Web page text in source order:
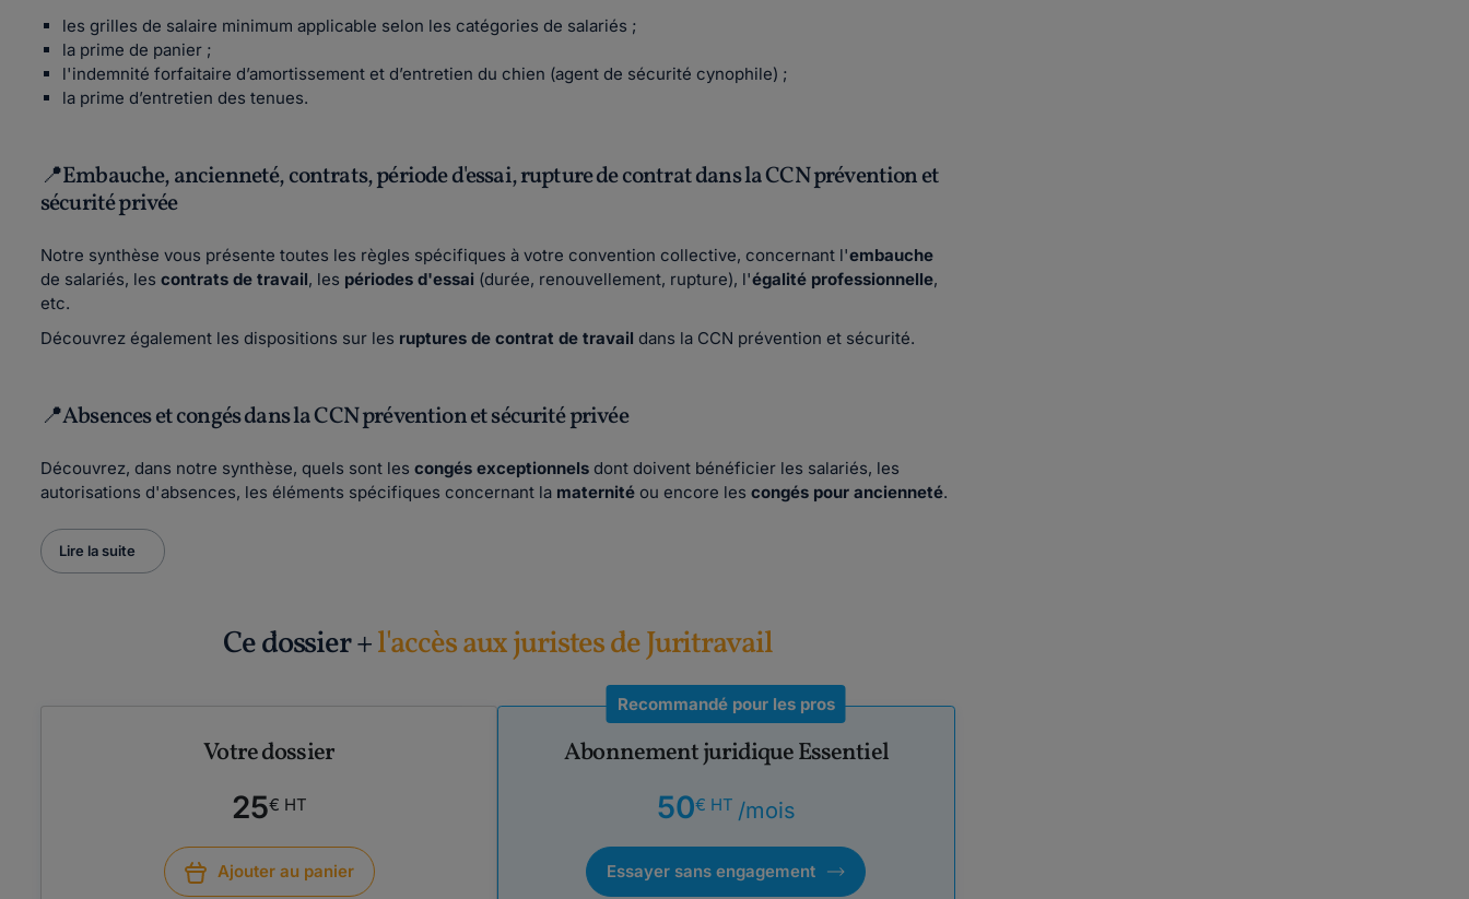
les grilles de salaire minimum applicable selon les catégories de salariés ;
la prime de panier ;
l'indemnité forfaitaire d’amortissement et d’entretien du chien (agent de sécurité cynophile) ;
la prime d’entretien des tenues.
📍Embauche, ancienneté, contrats, période d'essai, rupture de contrat dans la CCN prévention et
sécurité privée
Notre synthèse vous présente toutes les règles spécifiques à votre convention collective, concernant l'embauche
de salariés, les contrats de travail, les périodes d'essai (durée, renouvellement, rupture), l'égalité professionnelle,
etc.
Découvrez également les dispositions sur les ruptures de contrat de travail dans la CCN prévention et sécurité.
📍Absences et congés dans la CCN prévention et sécurité privée
Découvrez, dans notre synthèse, quels sont les congés exceptionnels dont doivent bénéficier les salariés, les
autorisations d'absences, les éléments spécifiques concernant la maternité ou encore les congés pour ancienneté.
Lire la suite
Ce dossier +l'accès aux juristes de Juritravail
Votre dossier
25€ HT
Ajouter au panier
Recommandé pour les pros
Abonnement juridique Essentiel
50€ HT /mois
Essayer sans engagement